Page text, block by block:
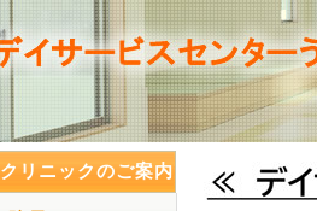
クリニックのご案内